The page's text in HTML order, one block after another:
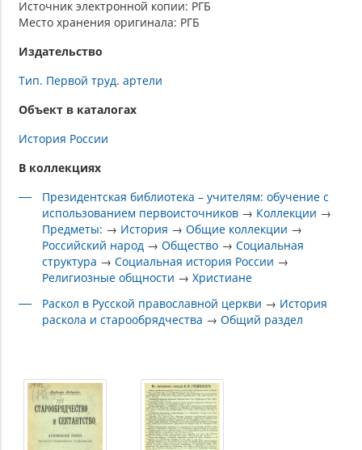
Источник электронной копии: РГБ
Место хранения оригинала: РГБ
Издательство
Тип. Первой труд. артели
Объект в каталогах
История России
В коллекциях
Президентская библиотека – учителям: обучение с
использованием первоисточников → Коллекции →
Предметы: → История →Общие коллекции →
Российский народ →Общество →Социальная
структура →Социальная история России →
Религиозные общности →Христиане
Раскол в Русской православной церкви → История
раскола и старообрядчества →Общий раздел